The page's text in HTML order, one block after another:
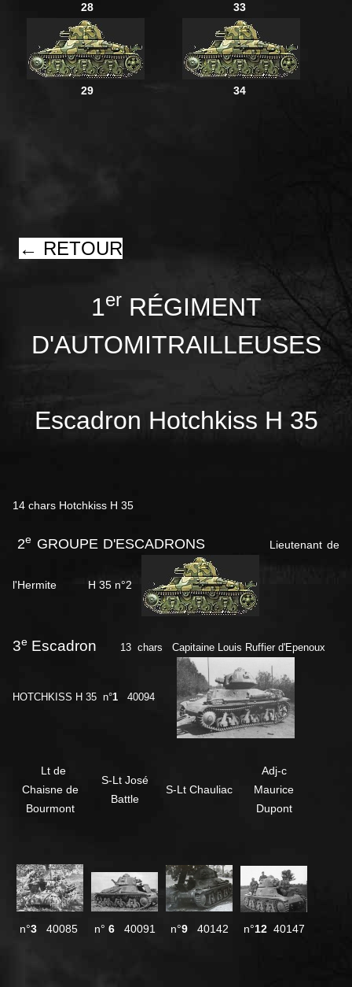
28 33
29 34
← RETOUR
1erRÉGIMENT
D'AUTOMITRAILLEUSES
Escadron Hotchkiss H 35
14 chars Hotchkiss H 35
2eGROUPE D'ESCADRONS Lieutenant de
l'Hermite H 35 n°2
3e Escadron 13 chars Capitaine Louis Ruffier d'Epenoux
HOTCHKISS H 35 n°1 40094
Lt de
Chaisne de
Bourmont
S-Lt José
Battle
S-Lt Chauliac
Adj-c
Maurice
Dupont
n°340085 n° 640091 n°940142 n°1240147